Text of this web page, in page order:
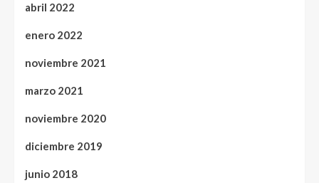
abril 2022
enero 2022
noviembre 2021
marzo 2021
noviembre 2020
diciembre 2019
junio 2018